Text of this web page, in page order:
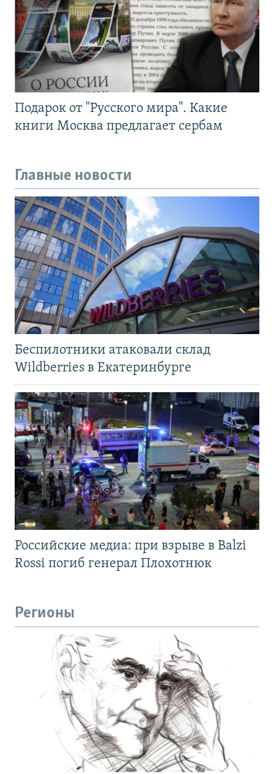
Подарок от "Русского мира". Какие
книги Москва предлагает сербам
Главные новости
Беспилотники атаковали склад
Wildberries в Екатеринбурге
Российские медиа: при взрыве в Balzi
Rossi погиб генерал Плохотнюк
Регионы